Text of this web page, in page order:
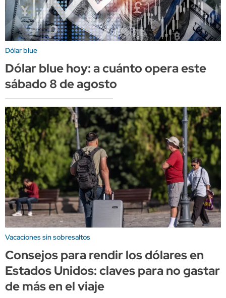
Dólar blue
Dólar blue hoy: a cuánto opera este
sábado 8 de agosto
Vacaciones sin sobresaltos
Consejos para rendir los dólares en
Estados Unidos: claves para no gastar
de más en el viaje